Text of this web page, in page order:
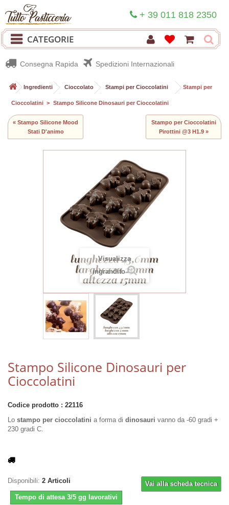
+ 39 011 818 2350
CATEGORIE
Consegna Rapida Spedizioni Internazionali
> Ingredienti >Cioccolato >Stampi per Cioccolatini > Stampi per
Cioccolatini > Stampo Silicone Dinosauri per Cioccolatini
« Stampo Silicone Mood
Stati D'animo
Stampo per Cioccolatini
Pirottini @3 H1.9 »
Visualizza
ingrandito
Stampo Silicone Dinosauri per
Cioccolatini
Codice prodotto : 22116
Lo stampo per cioccolatini a forma di dinosauri vanno da -60 gradi +
230 gradi C.
Vai alla scheda tecnica
Disponibili: 2 Articoli
Tempo di attesa 3/5 gg lavorativi